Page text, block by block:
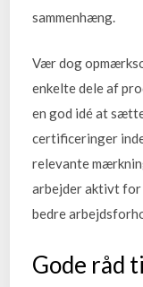
sammenhæng.
Vær dog
enkelte dele af
en god idé at
certificeringer
relevante
arbejder aktivt for
bedre
Gode råd